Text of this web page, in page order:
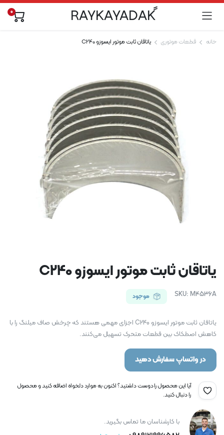
ًRAYKAYADAK 0
خانه قطعات موتوری یاتاقان ثابت موتور ایسوزو C240
یاتاقان ثابت موتور ایسوزو C240
SKU: M4536A موجود
یاتاقان ثابت موتور ایسوزو C240 اجزای مهمی هستند که چرخش صاف میلنگ را با
کاهش اصطکاک بین قطعات متحرک تسهیل می‌کنند.
در واتساپ سفارش دهید
آیا این محصول را دوست داشتید؟ اکنون به موارد دلخواه اضافه کنید و محصول
را دنبال کنید.
با کارشناسان ما تماس بگیرید.